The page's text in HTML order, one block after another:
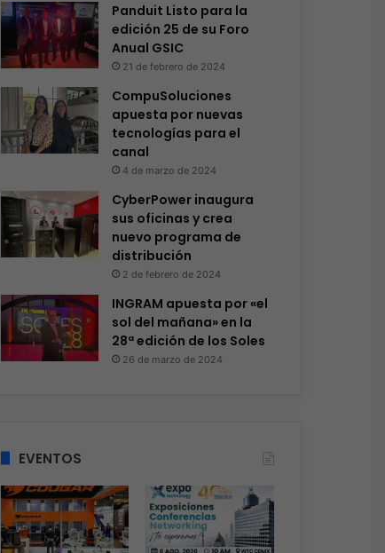
Panduit Listo para la
edición 25 de su Foro
Anual GSIC
21 de febrero de 2024
CompuSoluciones
apuesta por nuevas
tecnologías para el
canal
4 de marzo de 2024
CyberPower inaugura
sus oficinas y crea
nuevo programa de
distribución
2 de febrero de 2024
INGRAM apuesta por «el
sol del mañana» en la
28ª edición de los Soles
26 de marzo de 2024
EVENTOS